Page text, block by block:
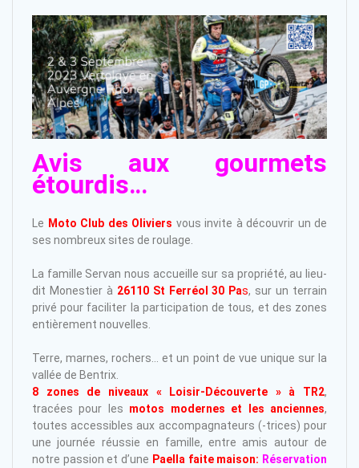
Avis aux gourmets
étourdis…
Le Moto Club des Oliviers vous invite à découvrir un de
ses nombreux sites de roulage.
La famille Servan nous accueille sur sa propriété, au lieu-
dit Monestier à 26110 St Ferréol 30 Pas, sur un terrain
privé pour faciliter la participation de tous, et des zones
entièrement nouvelles.
Terre, marnes, rochers… et un point de vue unique sur la
vallée de Bentrix.
8 zones de niveaux « Loisir-Découverte » à TR2,
tracées pour les motos modernes et les anciennes,
toutes accessibles aux accompagnateurs (-trices) pour
une journée réussie en famille, entre amis autour de
notre passion et d’une Paella faite maison: Réservation